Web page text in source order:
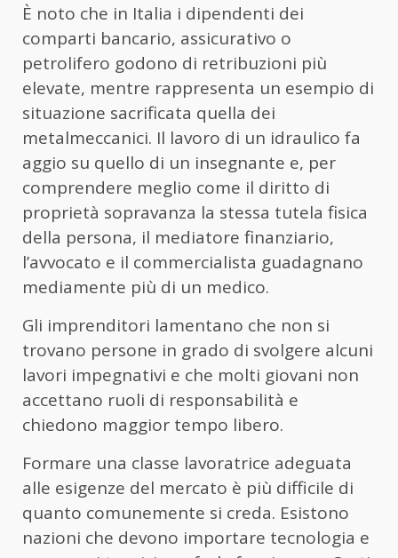
È noto che in Italia i dipendenti dei
comparti bancario, assicurativo o
petrolifero godono di retribuzioni più
elevate, mentre rappresenta un esempio di
situazione sacrificata quella dei
metalmeccanici. Il lavoro di un idraulico fa
aggio su quello di un insegnante e, per
comprendere meglio come il diritto di
proprietà sopravanza la stessa tutela fisica
della persona, il mediatore finanziario,
l’avvocato e il commercialista guadagnano
mediamente più di un medico.
Gli imprenditori lamentano che non si
trovano persone in grado di svolgere alcuni
lavori impegnativi e che molti giovani non
accettano ruoli di responsabilità e
chiedono maggior tempo libero.
Formare una classe lavoratrice adeguata
alle esigenze del mercato è più difficile di
quanto comunemente si creda. Esistono
nazioni che devono importare tecnologia e